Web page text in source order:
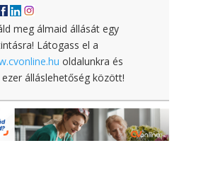
meg álmaid állását egy
Látogass el a
oldalunkra és
álláslehetőség között!